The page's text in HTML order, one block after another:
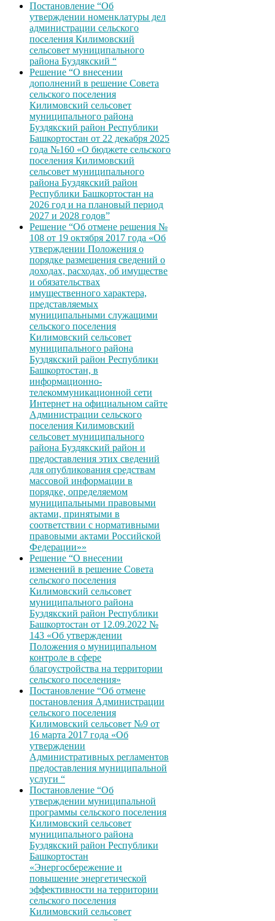
Постановление “Об
утверждении номенклатуры дел
администрации сельского
поселения Килимовский
сельсовет муниципального
района Буздякский “
Решение “О внесении
дополнений в решение Совета
сельского поселения
Килимовский сельсовет
муниципального района
Буздякский район Республики
Башкортостан от 22 декабря 2025
года №160 «О бюджете сельского
поселения Килимовский
сельсовет муниципального
района Буздякский район
Республики Башкортостан на
2026 год и на плановый период
2027 и 2028 годов”
Решение “Об отмене решения №
108 от 19 октября 2017 года «Об
утверждении Положения о
порядке размещения сведений о
доходах, расходах, об имуществе
и обязательствах
имущественного характера,
представляемых
муниципальными служащими
сельского поселения
Килимовский сельсовет
муниципального района
Буздякский район Республики
Башкортостан, в
информационно-
телекоммуникационной сети
Интернет на официальном сайте
Администрации сельского
поселения Килимовский
сельсовет муниципального
района Буздякский район и
предоставления этих сведений
для опубликования средствам
массовой информации в
порядке, определяемом
муниципальными правовыми
актами, принятыми в
соответствии с нормативными
правовыми актами Российской
Федерации»»
Решение “О внесении
изменений в решение Совета
сельского поселения
Килимовский сельсовет
муниципального района
Буздякский район Республики
Башкортостан от 12.09.2022 №
143 «Об утверждении
Положения о муниципальном
контроле в сфере
благоустройства на территории
сельского поселения»
Постановление “Об отмене
постановления Администрации
сельского поселения
Килимовский сельсовет №9 от
16 марта 2017 года «Об
утверждении
Административных регламентов
предоставления муниципальной
услуги “
Постановление “Об
утверждении муниципальной
программы сельского поселения
Килимовский сельсовет
муниципального района
Буздякский район Республики
Башкортостан
«Энергосбережение и
повышение энергетической
эффективности на территории
сельского поселения
Килимовский сельсовет